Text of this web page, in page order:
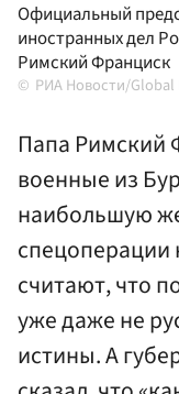
Официальный
иностранных дел
Римский Франциск
РИА Новости/Global
Папа Римский
военные из
наибольшую
считают, что
уже даже не
истины. А